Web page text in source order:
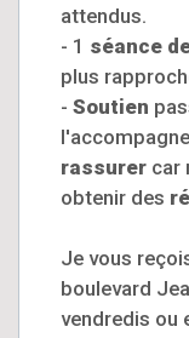
attendus.
- 1 séance
plus
-Soutien
rassurer car
obtenir des
Je vous
boulevard
vendredis ou